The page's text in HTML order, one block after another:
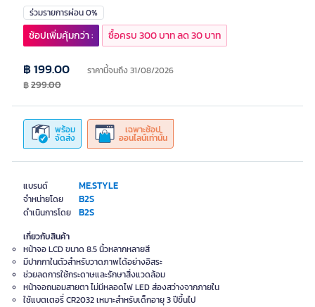
แบรนด์ ME.STYLE
จำหน่ายโดย B2S
ดำเนินการโดย B2S
ร่วมรายการผ่อน 0%
พร้อม
จัดส่ง
เฉพาะช้อป
ออนไลน์เท่านั้น
฿ 199.00 ราคานี้จนถึง 31/08/2026
฿299.00
ช้อปเพิ่มคุ้มกว่า : ซื้อครบ 300 บาท ลด 30 บาท
เกี่ยวกับสินค้า
หน้าจอ LCD ขนาด 8.5 นิ้วหลากหลายสี
มีปากกาในตัวสำหรับวาดภาพได้อย่างอิสระ
ช่วยลดการใช้กระดาษและรักษาสิ่งแวดล้อม
หน้าจอถนอมสายตา ไม่มีหลอดไฟ LED ส่องสว่างจากภายใน
ใช้แบตเตอรี่ CR2032 เหมาะสำหรับเด็กอายุ 3 ปีขึ้นไป